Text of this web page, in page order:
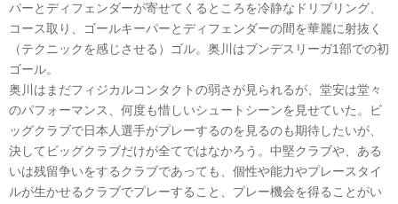
パーとディフェンダーが寄せてくるところを冷静なドリブリング、
コース取り、ゴールキーパーとディフェンダーの間を華麗に射抜く
（テクニックを感じさせる）ゴル。奥川はブンデスリーガ1部での初
ゴール。
奥川はまだフィジカルコンタクトの弱さが見られるが、堂安は堂々
のパフォーマンス、何度も惜しいシュートシーンを見せていた。ビ
ッグクラブで日本人選手がプレーするのを見るのも期待したいが、
決してビッグクラブだけが全てではなかろう。中堅クラブや、ある
いは残留争いをするクラブであっても、個性や能力やプレースタイ
ルが生かせるクラブでプレーすること、プレー機会を得ることがい